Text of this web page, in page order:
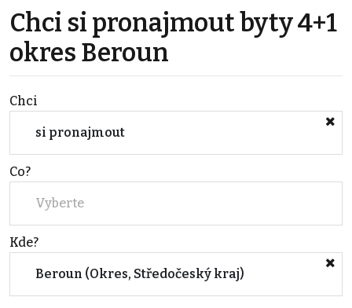
Chci si pronajmout byty 4+1
okres Beroun
Chci
si pronajmout
Co?
Vyberte
Kde?
Beroun (Okres, Středočeský kraj)